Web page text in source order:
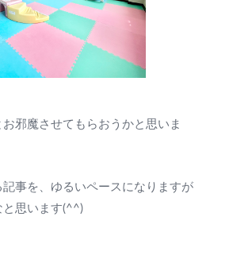
邪魔させてもらおうかと思いま
事を、ゆるいペースになりますが
と思います(^^)